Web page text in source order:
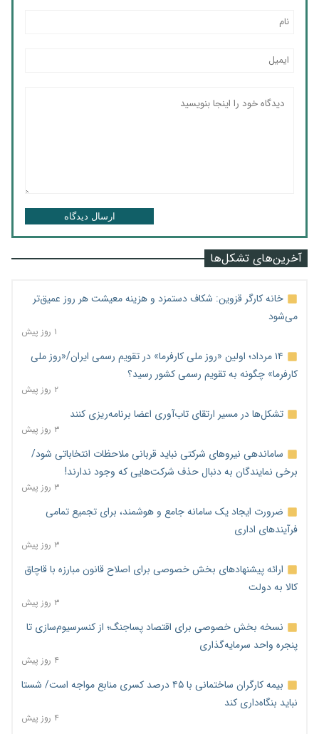
ارسال دیدگاه
آخرین‌های تشکل‌ها
خانه کارگر قزوین: شکاف دستمزد و هزینه معیشت هر روز عمیق‌تر
می‌شود
۱ روز پیش
۱۴ مرداد؛ اولین «روز ملی کارفرما» در تقویم رسمی ایران/«روز ملی
کارفرما» چگونه به تقویم رسمی کشور رسید؟
۲ روز پیش
تشکل‌ها در مسیر ارتقای تاب‌آوری اعضا برنامه‌ریزی کنند
۳ روز پیش
ساماندهی نیروهای شرکتی نباید قربانی ملاحظات انتخاباتی شود/
برخی نمایندگان به دنبال حذف شرکت‌هایی که وجود ندارند!
۳ روز پیش
ضرورت ایجاد یک سامانه جامع و هوشمند، برای تجمیع تمامی
فرآیندهای اداری
۳ روز پیش
ارائه پیشنهادهای بخش خصوصی برای اصلاح قانون مبارزه با قاچاق
کالا به دولت
۳ روز پیش
نسخه بخش خصوصی برای اقتصاد پساجنگ؛ از کنسرسیوم‌سازی تا
پنجره واحد سرمایه‌گذاری
۴ روز پیش
بیمه کارگران ساختمانی با ۴۵ درصد کسری منابع مواجه است/ شستا
نباید بنگاه‌داری کند
۴ روز پیش